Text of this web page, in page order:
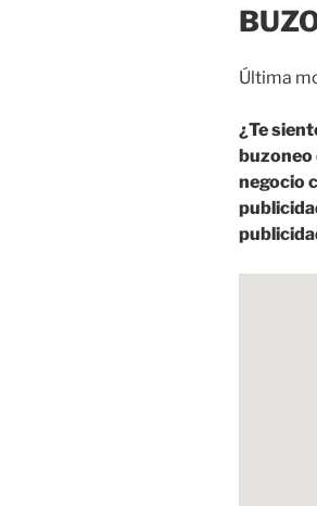
Última
¿Te
buzoneo
negocio